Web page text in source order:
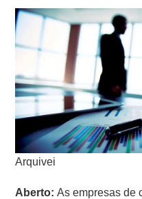
Arquivei
Aberto: As empresas de